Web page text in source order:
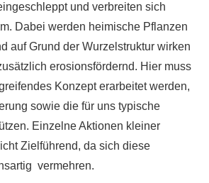
und verbreiten sich
Dabei werden heimische Pflanzen
auf Grund der Wurzelstruktur wirken
erosionsfördernd. Hier muss
Konzept erarbeitet werden,
sowie die für uns typische
Einzelne Aktionen kleiner
Zielführend, da sich diese
vermehren.